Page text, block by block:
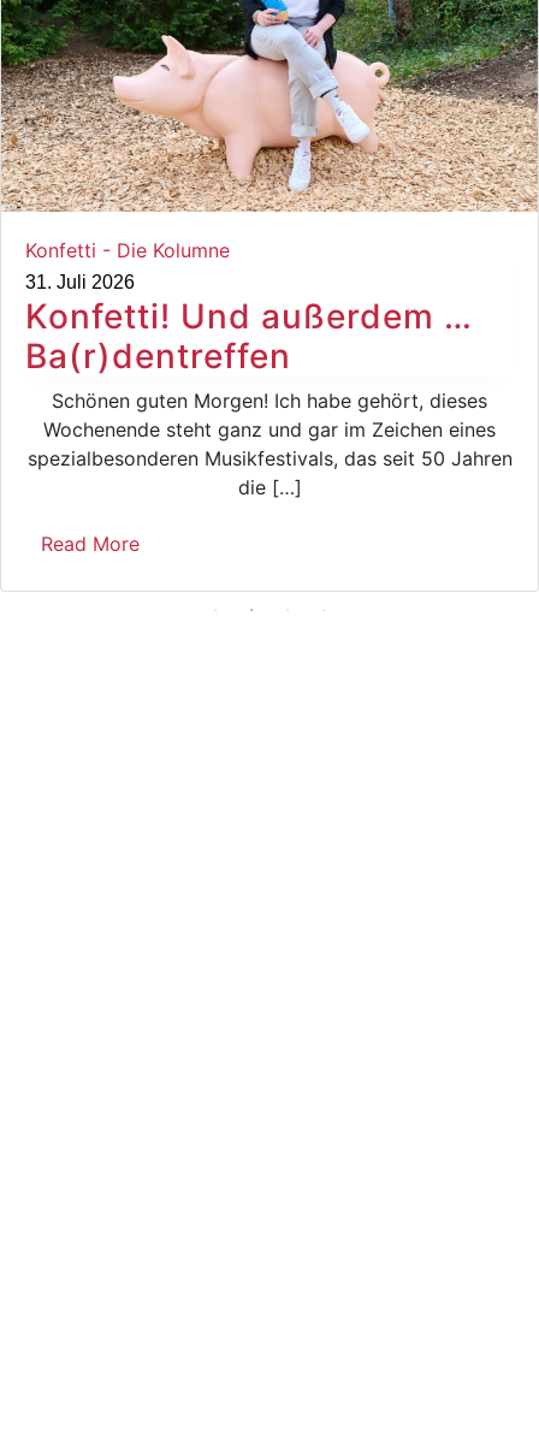
Konfetti - Die Kolumne
31. Juli 2026
Konfetti! Und außerdem …
Ba(r)dentreffen
Schönen guten Morgen! Ich habe gehört, dieses
Wochenende steht ganz und gar im Zeichen eines
spezialbesonderen Musikfestivals, das seit 50 Jahren
die […]
Read More